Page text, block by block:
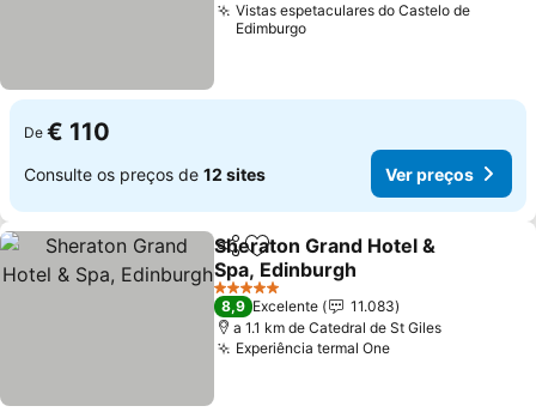
Vistas espetaculares do Castelo de
Edimburgo
De € 110
Consulte os preços de 12 sites Ver preços
PartilharAdicionar aos favoritos
Sheraton Grand Hotel &
Spa, Edinburgh
5 Estrelas
8,9 Excelente
11.083
a 1.1 km de Catedral de St Giles
Experiência termal One